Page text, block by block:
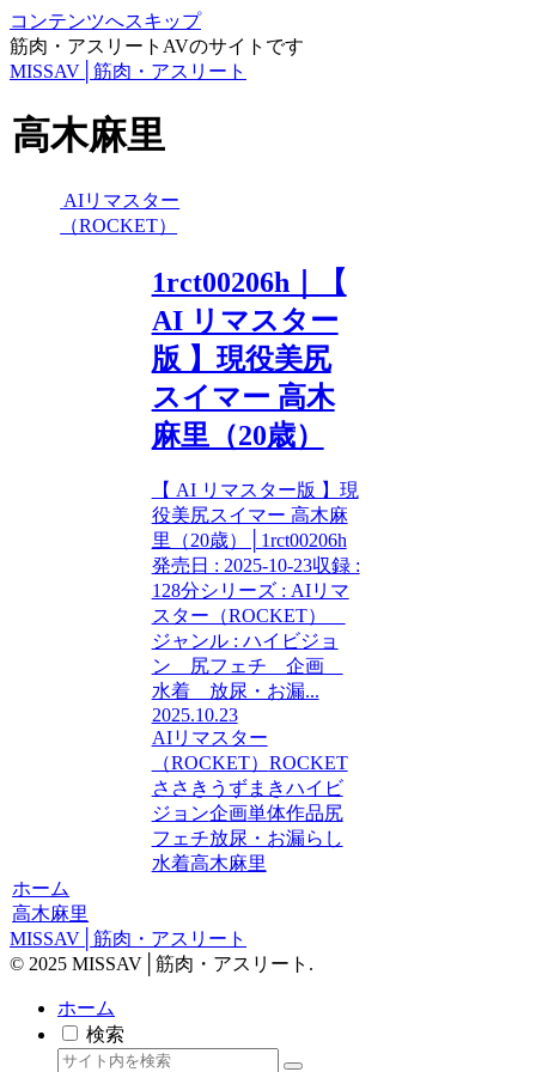
コンテンツへスキップ
筋肉・アスリートAVのサイトです
MISSAV│筋肉・アスリート
高木麻里
AIリマスター
（ROCKET）
1rct00206h｜【
AI リマスター
版 】現役美尻
スイマー 高木
麻里（20歳）
【 AI リマスター版 】現
役美尻スイマー 高木麻
里（20歳）│1rct00206h
発売日 : 2025-10-23収録 :
128分シリーズ : AIリマ
スター（ROCKET）
ジャンル : ハイビジョ
ン 尻フェチ 企画
水着 放尿・お漏...
2025.10.23
AIリマスター
（ROCKET） ROCKET
ささきうずまきハイビ
ジョン企画単体作品尻
フェチ放尿・お漏らし
水着高木麻里
ホーム
高木麻里
MISSAV│筋肉・アスリート
© 2025 MISSAV│筋肉・アスリート.
ホーム
検索